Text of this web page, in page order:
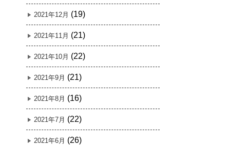
2021年12月 (19)
2021年11月 (21)
2021年10月 (22)
2021年9月 (21)
2021年8月 (16)
2021年7月 (22)
2021年6月 (26)